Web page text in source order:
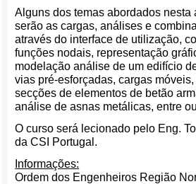
Alguns dos temas abordados nesta
serão as cargas, análises e
através do interface de utilização,
funções nodais, representação
modelação análise de um edifício
vias pré-esforçadas, cargas
secções de elementos de betão
análise de asnas metálicas, entre
O curso será lecionado pelo Eng.
da CSI Portugal.
Informações:
Ordem dos Engenheiros Região